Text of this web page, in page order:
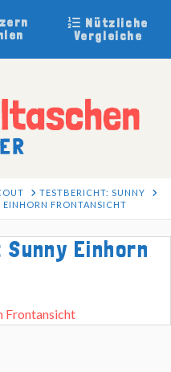
Nützliche
Vergleiche
TESTBERICHT: SUNNY
FRONTANSICHT
Einhorn